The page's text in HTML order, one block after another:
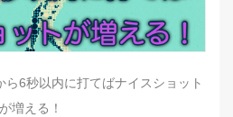
ら6秒以内に打てばナイスショット
が増える！